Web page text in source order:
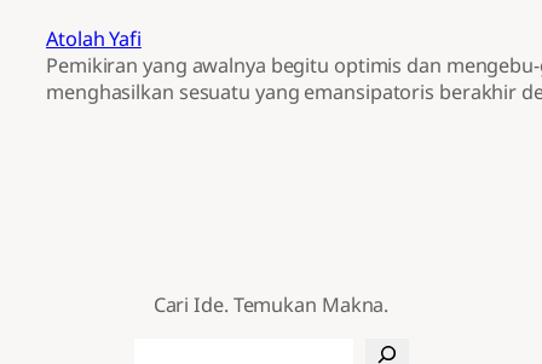
Atolah Yafi
Pemikiran yang awalnya begitu optimis dan
menghasilkan sesuatu yang emansipatoris berakhir
Cari Ide. Temukan Makna.